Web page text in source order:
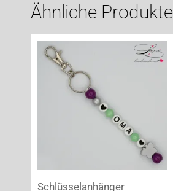
Ähnliche Produkte
Schlüsselanhänger